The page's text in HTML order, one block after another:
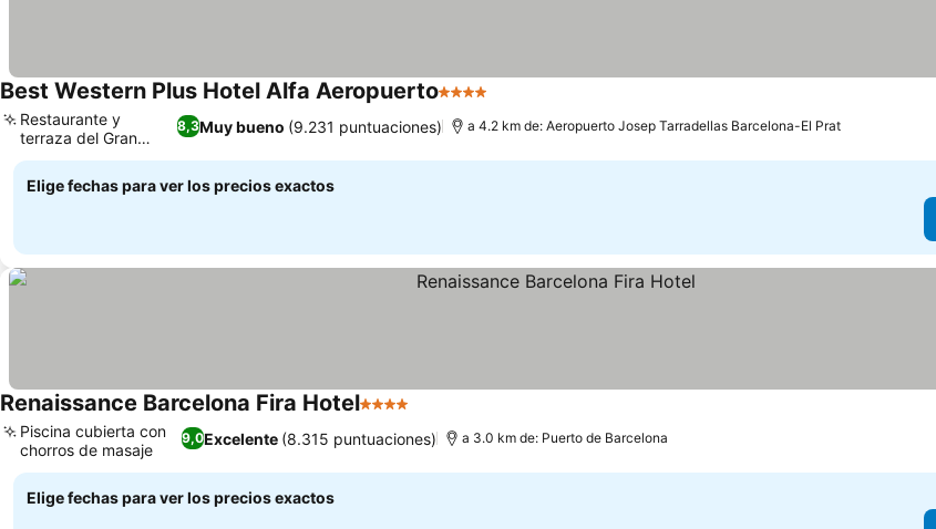
Best Western Plus Hotel Alfa Aeropuerto4 Estrellas
8,3Muy bueno (9.231 puntuaciones)
Restaurante y
terraza del Gran
Mercat
a 4.2 km de: Aeropuerto Josep Tarradellas Barcelona-El Prat
Elige fechas para ver los precios exactos
Renaissance Barcelona Fira Hotel4 Estrellas
9,0Excelente (8.315 puntuaciones)
Piscina cubierta con
chorros de masaje
a 3.0 km de: Puerto de Barcelona
Elige fechas para ver los precios exactos